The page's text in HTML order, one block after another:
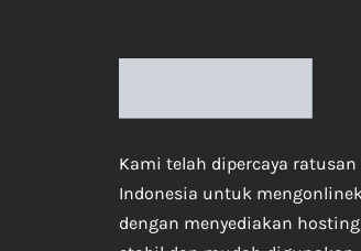
Kami telah dipercaya
Indonesia untuk
dengan menyediakan